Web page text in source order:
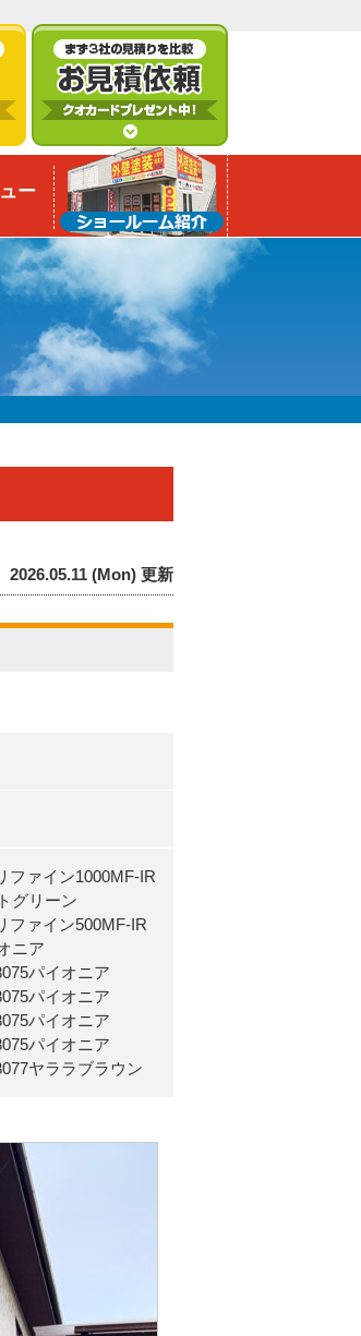
ー
2026.05.11 (Mon) 更新
ファイン1000MF-IR
リーン
ファイン500MF-IR
ニア
パイオニア
パイオニア
パイオニア
パイオニア
ラブラウン